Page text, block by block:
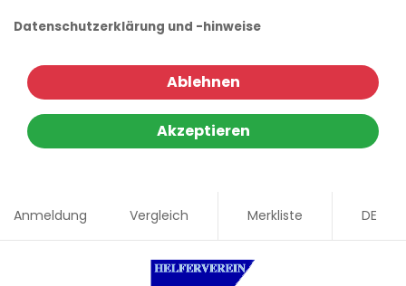
Datenschutzerklärung und -hinweise
Ablehnen
Akzeptieren
Anmeldung Vergleich Merkliste DE